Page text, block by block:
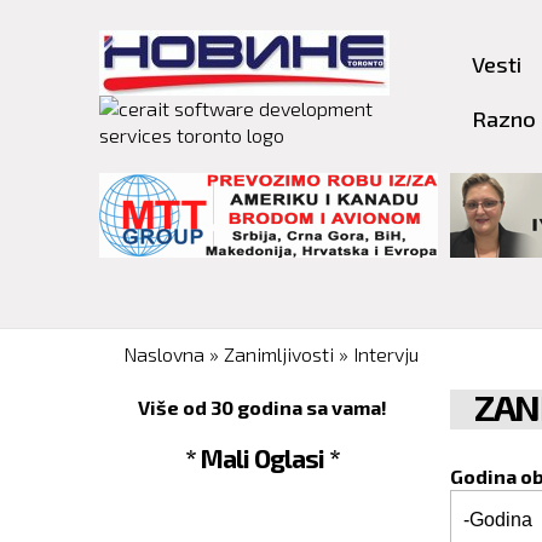
Vesti
Razno
You are here
Naslovna » Zanimljivosti » Intervju
Više od 30 godina sa vama!
* Mali Oglasi *
Godina